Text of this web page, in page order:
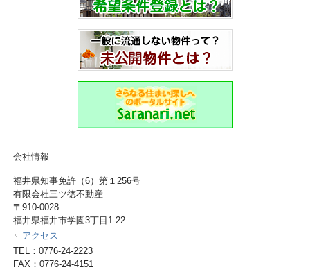
会社情報
福井県知事免許（6）第１256号
有限会社三ツ徳不動産
〒910-0028
福井県福井市学園3丁目1-22
アクセス
TEL：0776-24-2223
FAX：0776-24-4151